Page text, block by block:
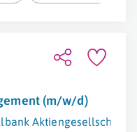
(m/w/d)
Aktiengesellschaft